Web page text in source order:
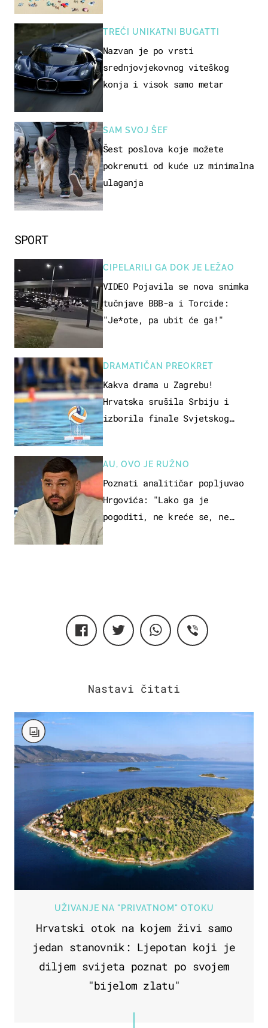
SPORT
CIPELARILI GA DOK JE LEŽAO
VIDEO Pojavila se nova snimka
tučnjave BBB-a i Torcide:
"Je*ote, pa ubit će ga!"
DRAMATIČAN PREOKRET
Kakva drama u Zagrebu!
Hrvatska srušila Srbiju i
izborila finale Svjetskog
AU, OVO JE RUŽNO
Poznati analitičar popljuvao
Hrgovića: "Lako ga je
pogoditi, ne kreće se, ne
TREĆI UNIKATNI BUGATTI
Nazvan je po vrsti
srednjovjekovnog viteškog
konja i visok samo metar
SAM SVOJ ŠEF
Šest poslova koje možete
pokrenuti od kuće uz minimalna
ulaganja
UŽIVANJE NA "PRIVATNOM" OTOKU
Hrvatski otok na kojem živi samo
jedan stanovnik: Ljepotan koji je
diljem svijeta poznat po svojem
"bijelom zlatu"